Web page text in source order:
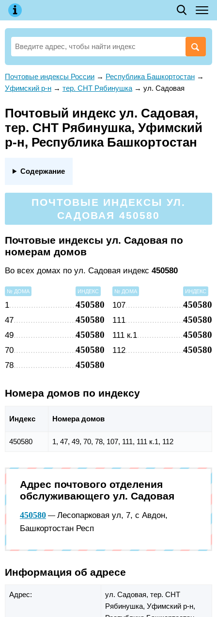
Почтовые индексы России → Республика Башкортостан →
Уфимский р-н → тер. СНТ Рябинушка → ул. Садовая
Почтовый индекс ул. Садовая,
тер. СНТ Рябинушка, Уфимский
р-н, Республика Башкортостан
Содержание
ПОЧТОВЫЕ ИНДЕКСЫ УЛ.
САДОВАЯ 450580
Почтовые индексы ул. Садовая по
номерам домов
Во всех домах по ул. Садовая индекс 450580
№ ДОМА ИНДЕКС
1 450580
47 450580
49 450580
70 450580
78 450580
№ ДОМА ИНДЕКС
107 450580
111 450580
111 к.1 450580
112 450580
Номера домов по индексу
Индекс Номера домов
450580 1, 47, 49, 70, 78, 107, 111, 111 к.1, 112
Адрес почтового отделения
обслуживающего ул. Садовая
450580 — Лесопарковая ул, 7, с Авдон,
Башкортостан Респ
Информация об адресе
Адрес: ул. Садовая, тер. СНТ
Рябинушка, Уфимский р-н,